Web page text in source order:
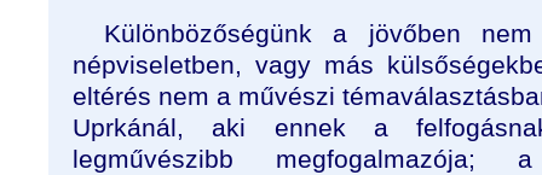
Különbözőségünk a jövőben
népviseletben, vagy más
eltérés nem a művészi
Uprkánál, aki ennek a
legművészibb megfogalmazója;